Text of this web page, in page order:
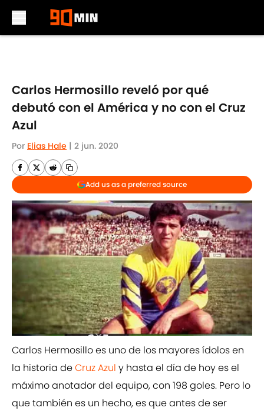
Carlos Hermosillo reveló por qué
debutó con el América y no con el Cruz
Azul
Por Elias Hale | 2 jun. 2020
Add us as a preferred source
Carlos Hermosillo es uno de los mayores ídolos en
la historia deCruz Azul y hasta el día de hoy es el
máximo anotador del equipo, con 198 goles. Pero lo
que también es un hecho, es que antes de ser